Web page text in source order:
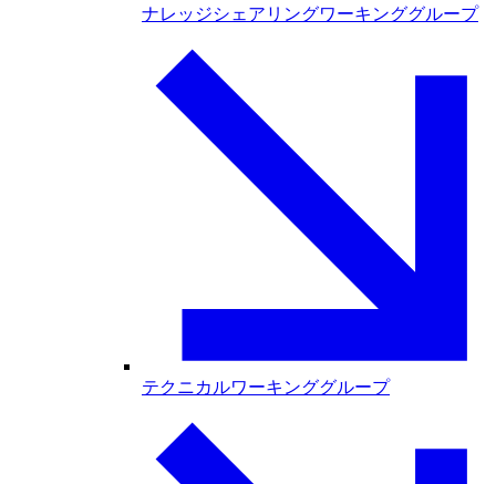
ナレッジシェアリングワーキンググループ
テクニカルワーキンググループ